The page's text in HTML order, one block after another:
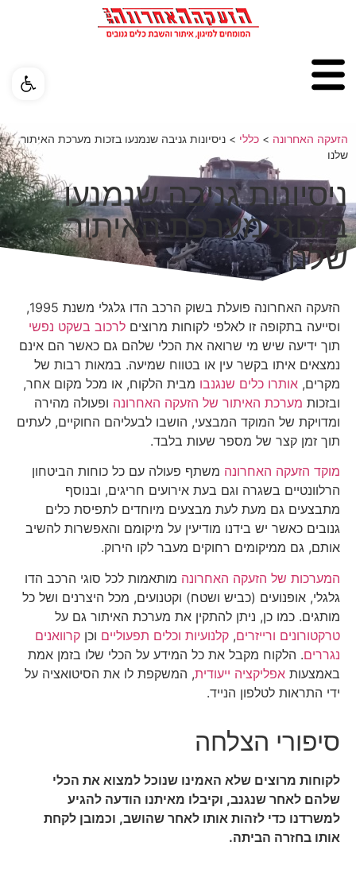
הזעקה האחרונה > כללי > ניסיונות גניבה שנמנעו בזכות מערכת האיתור
שלנו
ניסיונות גניבה שנמנעו
בזכות מערכת האיתור
שלנו
הזעקה האחרונה פועלת בשוק הרכב הדו גלגלי משנת 1995,
וסייעה בתקופה זו לאלפי לקוחות מרוצים לרכוב בשקט נפשי
תוך ידיעה שיש מי שרואה את הכלי שלהם גם כאשר הם אינם
נמצאים איתו בקשר עין או בטווח שמיעה. במאות רבות של
מקרים, אותרו כלים שנגנבו מבית הלקוח, או מכל מקום אחר,
ובזכות מערכת האיתור של הזעקה האחרונה ופעולה מהירה
ומדויקת של המוקד המבצעי, הושבו לבעליהם החוקיים, לעתים
תוך זמן קצר של מספר שעות בלבד.
מוקד הזעקה האחרונה משתף פעולה עם כל כוחות הביטחון
הרלוונטיים בשגרה וגם בעת אירועים חריגים, ובנוסף
מתבצעים גם מעת לעת מבצעים מיוחדים לתפיסת כלים
גנובים כאשר יש בידנו מודיעין על מיקומם והאפשרות להשיב
אותם, גם ממיקומים רחוקים מעבר לקו הירוק.
המערכות של הזעקה האחרונה מותאמות לכל סוגי הרכב הדו
גלגלי, אופנועים (כביש ושטח) וקטנועים, מכל היצרנים ושל כל
מותגים. כמו כן, ניתן להתקין את מערכת האיתור גם על
טרקטורונים ורייזרים, קלנועיות וכלים תפעוליים וכן קרוואנים
נגררים. הלקוח מקבל את כל המידע על הכלי שלו בזמן אמת
באמצעות אפליקציה ייעודית, המשקפת לו את הסיטואציה על
ידי התראות לטלפון הנייד.
סיפורי הצלחה
לקוחות מרוצים שלא האמינו שנוכל למצוא את הכלי
שלהם לאחר שנגנב, וקיבלו מאיתנו הודעה להגיע
למשרדנו כדי לזהות אותו לאחר שהושב, וכמובן לקחת
אותו בחזרה הביתה.